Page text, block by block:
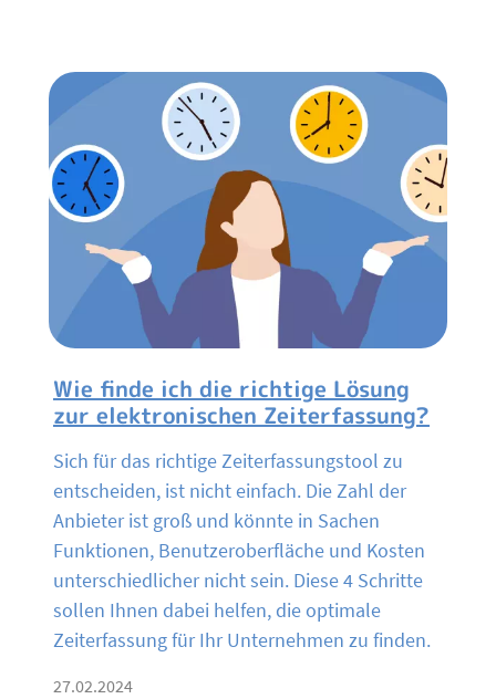
Wie finde ich die richtige Lösung
zur elektronischen Zeiterfassung?
Sich für das richtige Zeiterfassungstool zu
entscheiden, ist nicht einfach. Die Zahl der
Anbieter ist groß und könnte in Sachen
Funktionen, Benutzeroberfläche und Kosten
unterschiedlicher nicht sein. Diese 4 Schritte
sollen Ihnen dabei helfen, die optimale
Zeiterfassung für Ihr Unternehmen zu finden.
27.02.2024